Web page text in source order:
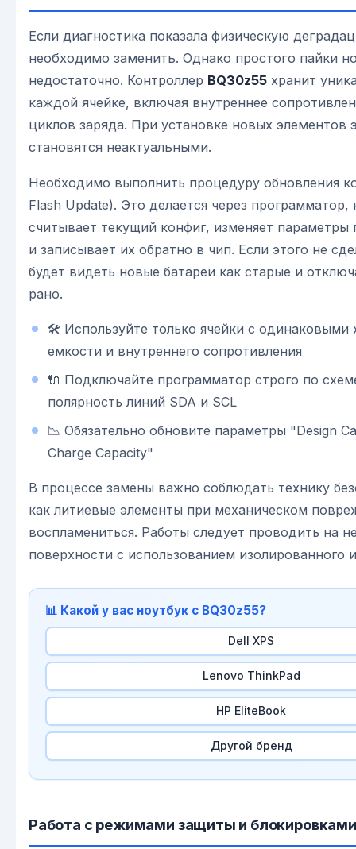
Если диагностика показала физическую
необходимо заменить. Однако простого пайки
недостаточно. Контроллер BQ30z55 хранит
каждой ячейке, включая внутреннее
циклов заряда. При установке новых элементов
становятся неактуальными.
Необходимо выполнить процедуру обновления
Flash Update). Это делается через программатор,
считывает текущий конфиг, изменяет параметры
и записывает их обратно в чип. Если этого не
будет видеть новые батареи как старые и
рано.
🛠️ Используйте только ячейки с одинаковыми
емкости и внутреннего сопротивления
🔌 Подключайте программатор строго по
полярность линий SDA и SCL
📉 Обязательно обновите параметры "Design
Charge Capacity"
В процессе замены важно соблюдать технику
как литиевые элементы при механическом
воспламениться. Работы следует проводить на
поверхности с использованием изолированного
📊 Какой у вас ноутбук с BQ30z55?
Dell XPS
Lenovo ThinkPad
HP EliteBook
Другой бренд
Работа с режимами защиты и блокировками